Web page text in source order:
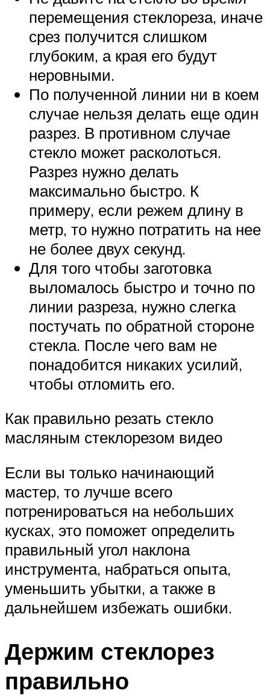
перемещения стеклореза, иначе
срез получится слишком
глубоким, а края его будут
неровными.
По полученной линии ни в коем
случае нельзя делать еще один
разрез. В противном случае
стекло может расколоться.
Разрез нужно делать
максимально быстро. К
примеру, если режем длину в
метр, то нужно потратить на нее
не более двух секунд.
Для того чтобы заготовка
выломалось быстро и точно по
линии разреза, нужно слегка
постучать по обратной стороне
стекла. После чего вам не
понадобится никаких усилий,
чтобы отломить его.
Как правильно резать стекло
масляным стеклорезом видео
Если вы только начинающий
мастер, то лучше всего
потренироваться на небольших
кусках, это поможет определить
правильный угол наклона
инструмента, набраться опыта,
уменьшить убытки, а также в
дальнейшем избежать ошибки.
Держим стеклорез
правильно